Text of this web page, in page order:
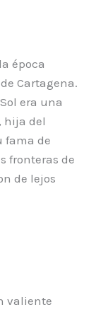
época
Cartagena.
era una
hija del
fama de
fronteras de
de lejos
valiente